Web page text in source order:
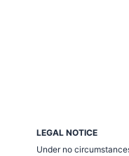
LEGAL NOTICE
Under no